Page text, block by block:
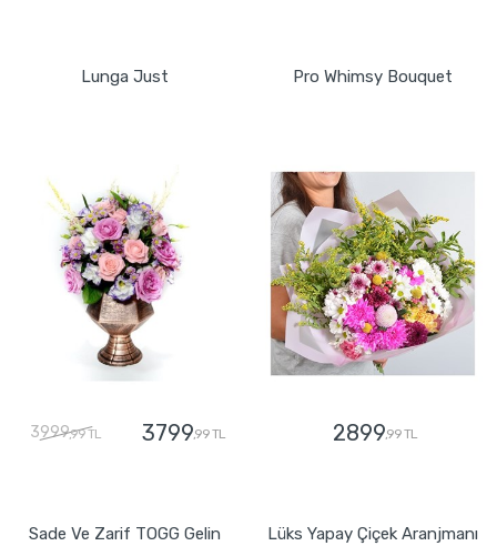
Lunga Just
3999,99 TL 3799,99 TL
Pro Whimsy Bouquet
2899,99 TL
Sade Ve Zarif TOGG Gelin
Lüks Yapay Çiçek Aranjmanı